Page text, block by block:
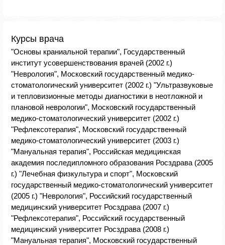
Курсы врача
"Основы краниальной терапии", Государственный
институт усовершенствования врачей (2002 г.)
"Неврология", Московский государственный медико-
стоматологический университет (2002 г.) "Ультразвуковые
и тепловизионные методы диагностики в неотложной и
плановой неврологии", Московский государственный
медико-стоматологический университет (2002 г.)
"Рефлексотерапия", Московский государственный
медико-стоматологический университет (2003 г.)
"Мануальная терапия", Российская медицинская
академия последипломного образования Росздрава (2005
г.) "Лечебная физкультура и спорт", Московский
государственный медико-стоматологический университет
(2005 г.) "Неврология", Российский государственный
медицинский университет Росздрава (2007 г.)
"Рефлексотерапия", Российский государственный
медицинский университет Росздрава (2008 г.)
"Мануальная терапия", Московский государственный